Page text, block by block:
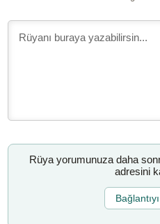
Rüya yorumunuza daha
adresini